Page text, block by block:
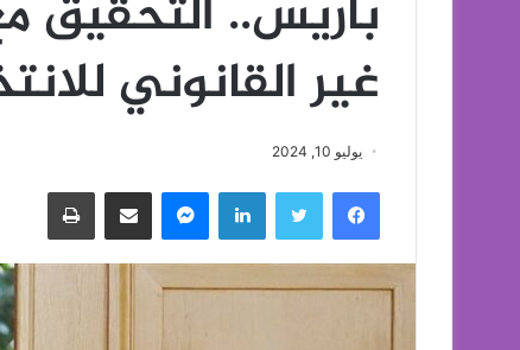
باريس.. التحقيق
غير القانوني
يوليو 10, 2024
فيسبوك تويتر لينكدإن ماسنجر مشاركة عبر البريد طباعة